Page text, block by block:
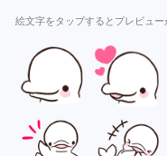
絵文字をタップするとプレビュー